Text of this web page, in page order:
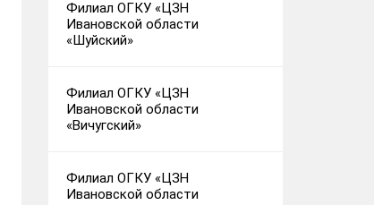
Филиал ОГКУ «ЦЗН
Ивановской области
«Шуйский»
Филиал ОГКУ «ЦЗН
Ивановской области
«Вичугский»
Филиал ОГКУ «ЦЗН
Ивановской области